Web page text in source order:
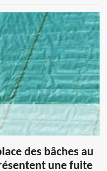
des bâches au
une fuite